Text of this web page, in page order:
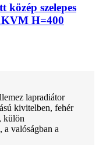
közép szelepes
H=400
lapradiátor
kivitelben, fehér
külön
valóságban a